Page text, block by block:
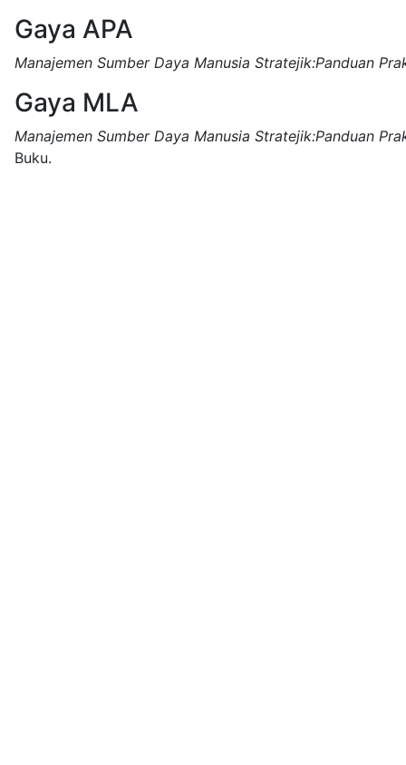
Gaya APA
Manajemen Sumber Daya Manusia Stratejik:Panduan
Gaya MLA
Manajemen Sumber Daya Manusia Stratejik:Panduan
Buku.